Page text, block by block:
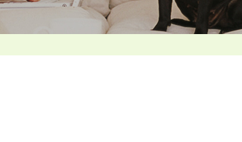
シニアペット 介護&ケアコース